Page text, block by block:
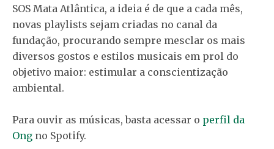
SOS Mata Atlântica, a ideia é de que a cada mês,
novas playlists sejam criadas no canal da
fundação, procurando sempre mesclar os mais
diversos gostos e estilos musicais em prol do
objetivo maior: estimular a conscientização
ambiental.
Para ouvir as músicas, basta acessar o perfil da
Ong no Spotify.